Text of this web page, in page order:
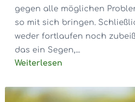
gegen alle möglichen
so mit sich bringen.
weder fortlaufen noch
das ein Segen,...
Weiterlesen